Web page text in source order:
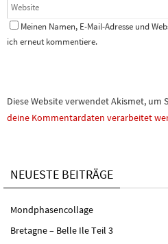
Meinen Namen, E-Mail-Adresse und
ich erneut kommentiere.
Diese Website verwendet Akismet, um
deine Kommentardaten verarbeitet
NEUESTE BEITRÄGE
Mondphasencollage
Bretagne – Belle Ile Teil 3